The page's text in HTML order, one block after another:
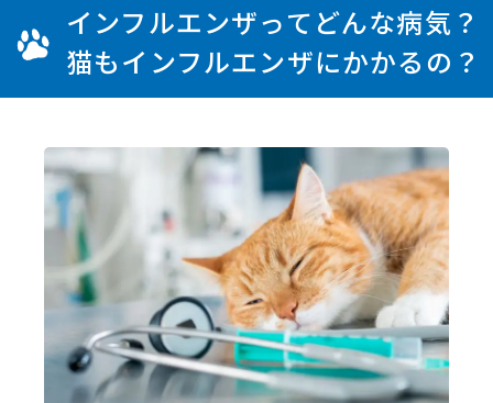
インフルエンザってどんな病気？
猫もインフルエンザにかかるの？